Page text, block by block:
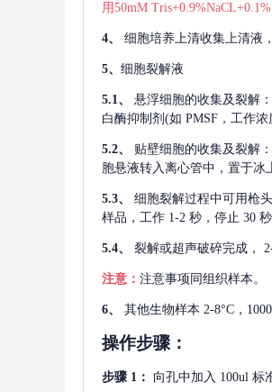
用50mM
4、 细胞培养上清收集上清液，
5、 细胞裂解液
5.1、 悬浮细胞的收集及裂解：
白酶抑制剂(如 PMSF，工作
5.2、 贴壁细胞的收集及裂解
胞悬液转入离心管中，置于冰
5.3、 细胞裂解过程中可用枪
样品，工作 1-2 秒，停止 30
5.4、 裂解或超声破碎完成，
注意： 注意事项同组织样本。
6、 其他生物样本 2-8°C，
操作步骤：
步骤 1： 向孔中加入 100ul 标